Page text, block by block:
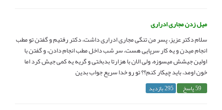
میل زدن مجاری ادراری
سلام دکتر عزیز، پسر من تنگی مجاری ادراری داشت، دکتر رفتیم و گفتن تو مطب
انجام میدن و یه کار سرپایی هست، سر شب داخل مطب انجام دادن، و گفتن با
اولین جیشش میسوزه، ولی الان با هزارتا بدبختی و گریه یه کمی جیش کرد اما
خون اومد، باید چیکار کنم؟؟ تو رو خدا سریع جواب بدین
59 پاسخ 295 بازدید